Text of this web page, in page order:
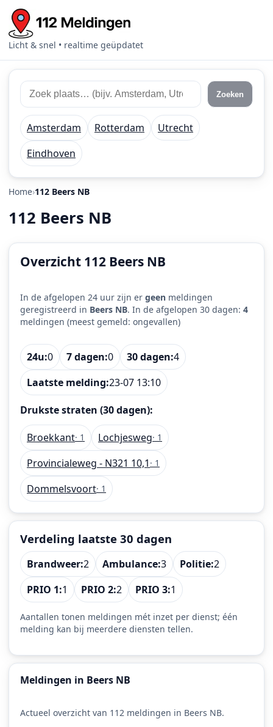
Licht & snel • realtime geüpdatet
Zoek
112
meldingen
Zoek
plaats
of
regio
Zoeken
Amsterdam Rotterdam
Utrecht
Eindhoven
Home 112 Beers NB
112 Beers NB
Overzicht 112 Beers NB
In de afgelopen 24 uur zijn er geen meldingen
geregistreerd in Beers NB. In de afgelopen 30 dagen: 4
meldingen (meest gemeld: ongevallen)
24u:0 7 dagen:0 30 dagen:4
Laatste melding:23-07 13:10
Drukste straten (30 dagen):
Broekkant· 1 Lochjesweg· 1
Provincialeweg - N321 10,1 · 1
Dommelsvoort· 1
Verdeling laatste 30 dagen
Brandweer:2 Ambulance:3 Politie:2
PRIO 1:1 PRIO 2:2 PRIO 3:1
Aantallen tonen meldingen mét inzet per dienst; één
melding kan bij meerdere diensten tellen.
Meldingen in Beers NB
Actueel overzicht van 112 meldingen in Beers NB.